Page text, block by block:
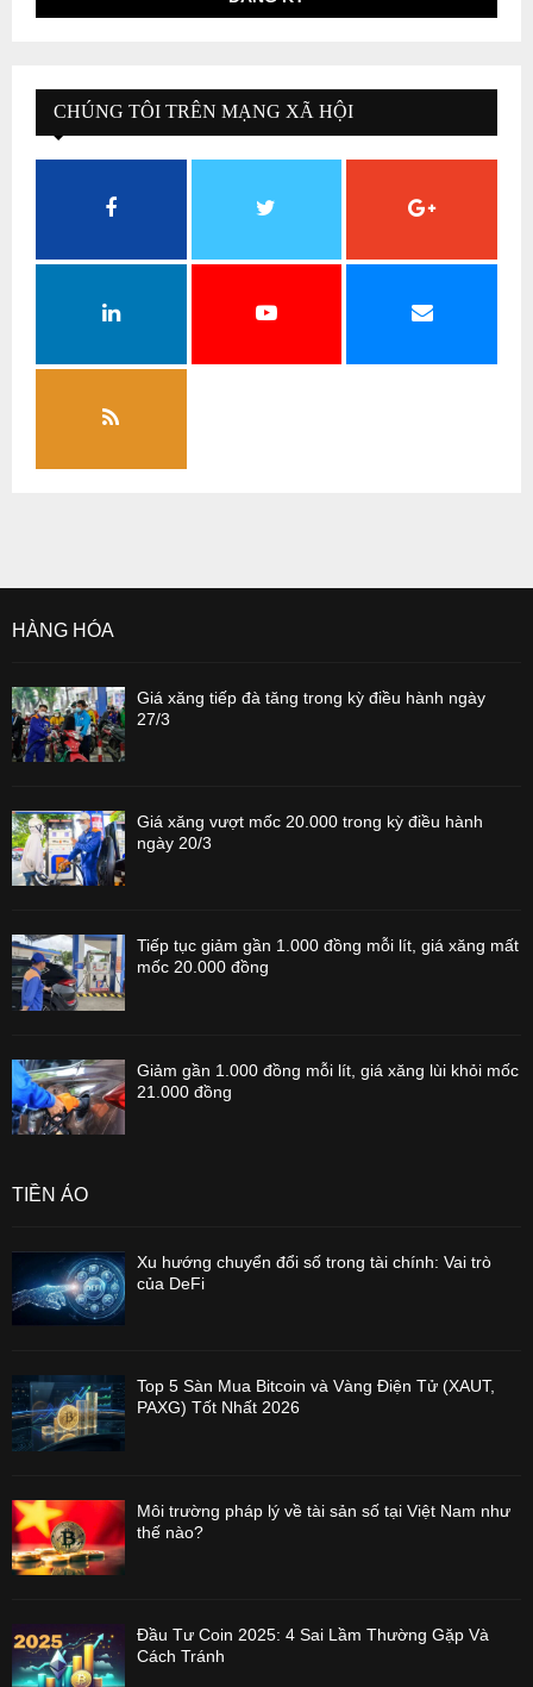
CHÚNG TÔI TRÊN MẠNG XÃ HỘI
HÀNG HÓA
Giá xăng tiếp đà tăng trong kỳ điều hành ngày
27/3
Giá xăng vượt mốc 20.000 trong kỳ điều hành
ngày 20/3
Tiếp tục giảm gần 1.000 đồng mỗi lít, giá xăng mất
mốc 20.000 đồng
Giảm gần 1.000 đồng mỗi lít, giá xăng lùi khỏi mốc
21.000 đồng
TIỀN ẢO
Xu hướng chuyển đổi số trong tài chính: Vai trò
của DeFi
Top 5 Sàn Mua Bitcoin và Vàng Điện Tử (XAUT,
PAXG) Tốt Nhất 2026
Môi trường pháp lý về tài sản số tại Việt Nam như
thế nào?
Đầu Tư Coin 2025: 4 Sai Lầm Thường Gặp Và
Cách Tránh